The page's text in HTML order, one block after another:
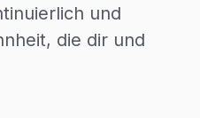
und
die dir und